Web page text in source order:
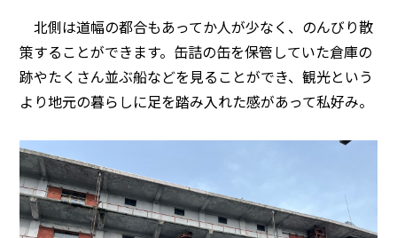
北側は道幅の都合もあってか人が少なく、のんびり散
策することができます。缶詰の缶を保管していた倉庫の
跡やたくさん並ぶ船などを見ることができ、観光という
より地元の暮らしに足を踏み入れた感があって私好み。